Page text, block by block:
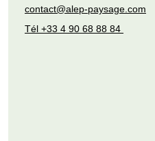
contact@alep-paysage.com
Tél +33 4 90 68 88 84